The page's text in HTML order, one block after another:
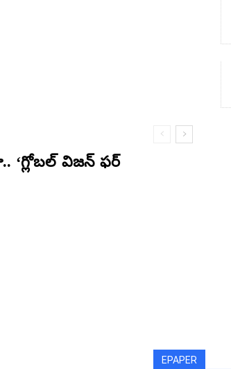
‘గ్లోబల్ విజన్ ఫర్
EPAPER